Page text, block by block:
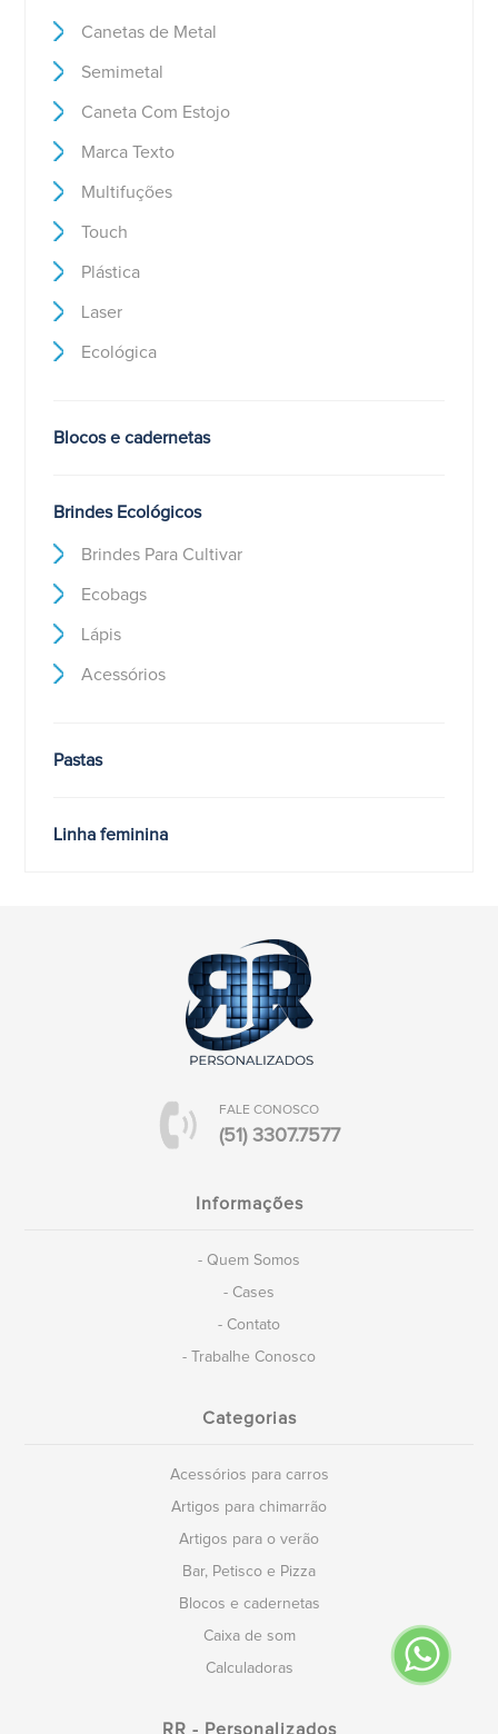
Canetas de Metal
Semimetal
Caneta Com Estojo
Marca Texto
Multifuções
Touch
Plástica
Laser
Ecológica
Blocos e cadernetas
Brindes Ecológicos
Brindes Para Cultivar
Ecobags
Lápis
Acessórios
Pastas
Linha feminina
FALE CONOSCO
(51) 3307.7577
Informações
- Quem Somos
- Cases
- Contato
- Trabalhe Conosco
Categorias
Acessórios para carros
Artigos para chimarrão
Artigos para o verão
Bar, Petisco e Pizza
Blocos e cadernetas
Caixa de som
Calculadoras
RR - Personalizados